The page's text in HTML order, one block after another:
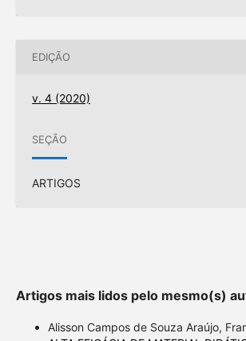
EDIÇÃO
v. 4 (2020)
SEÇÃO
ARTIGOS
Artigos mais lidos pelo mesmo(s)
Alisson Campos de Souza Araújo,